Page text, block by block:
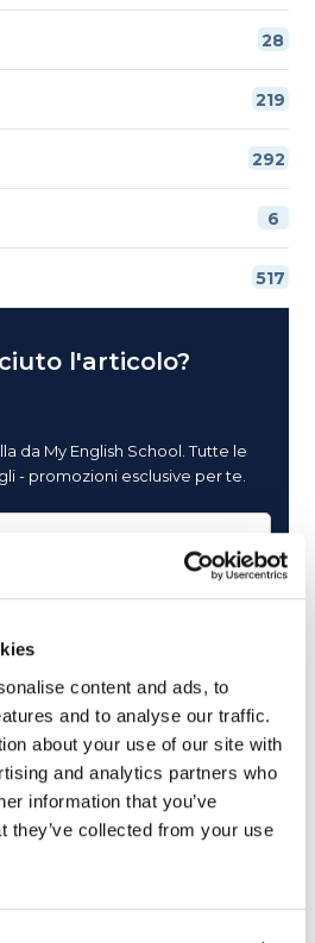
content and ads, to
and to analyse our traffic.
about your use of our site with
and analytics partners who
information that you’ve
they’ve collected from your use
28
219
292
6
517
l'articolo?
da My English School. Tutte le
- promozioni esclusive per te.